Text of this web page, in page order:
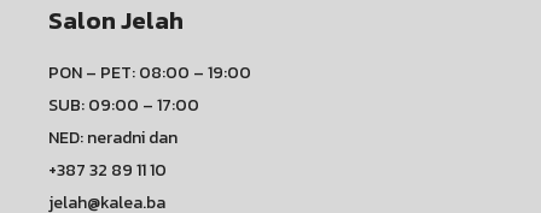
Salon Jelah
PON – PET: 08:00 – 19:00
SUB: 09:00 – 17:00
NED: neradni dan
+387 32 89 11 10
jelah@kalea.ba